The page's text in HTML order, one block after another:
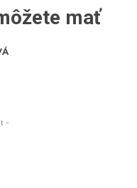
mať
-